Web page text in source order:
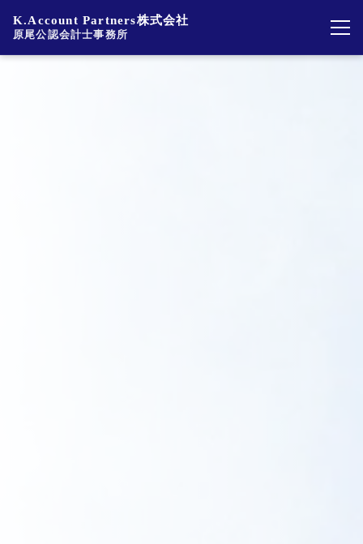
K.Account Partners株式会社
原尾公認会計士事務所